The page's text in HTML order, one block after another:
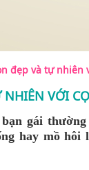
đẹp và tự nhiên
VỚI
gái
hay mồ hôi